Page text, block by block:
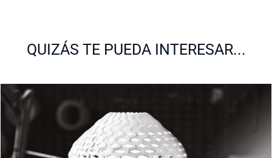
QUIZÁS TE PUEDA INTERESAR...